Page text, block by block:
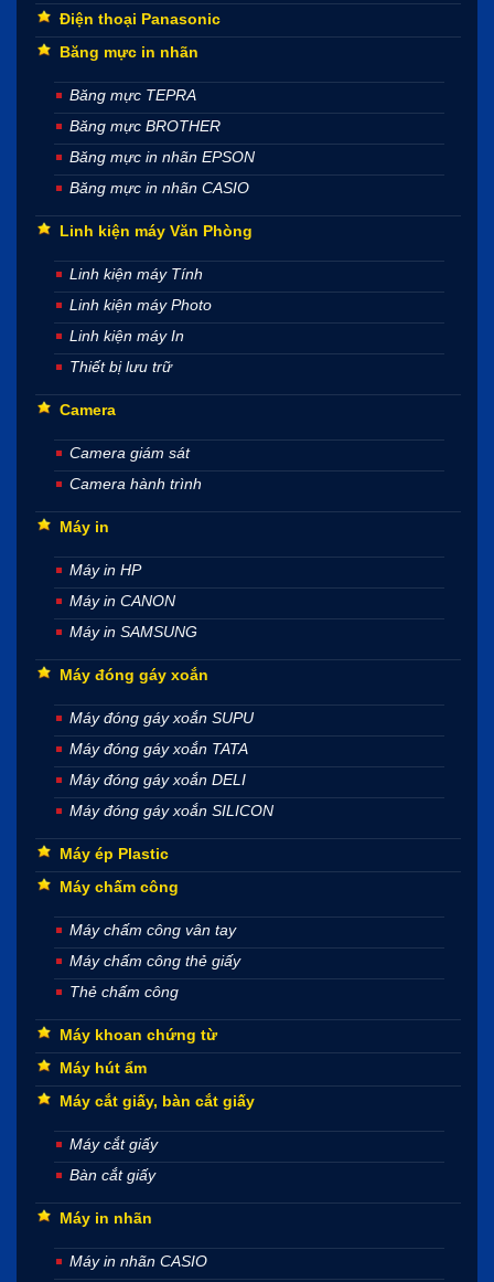
Điện thoại Panasonic
Băng mực in nhãn
Băng mực TEPRA
Băng mực BROTHER
Băng mực in nhãn EPSON
Băng mực in nhãn CASIO
Linh kiện máy Văn Phòng
Linh kiện máy Tính
Linh kiện máy Photo
Linh kiện máy In
Thiết bị lưu trữ
Camera
Camera giám sát
Camera hành trình
Máy in
Máy in HP
Máy in CANON
Máy in SAMSUNG
Máy đóng gáy xoắn
Máy đóng gáy xoắn SUPU
Máy đóng gáy xoắn TATA
Máy đóng gáy xoắn DELI
Máy đóng gáy xoắn SILICON
Máy ép Plastic
Máy chấm công
Máy chấm công vân tay
Máy chấm công thẻ giấy
Thẻ chấm công
Máy khoan chứng từ
Máy hút ẩm
Máy cắt giấy, bàn cắt giấy
Máy cắt giấy
Bàn cắt giấy
Máy in nhãn
Máy in nhãn CASIO